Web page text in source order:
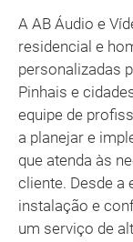
A AB Áudio e
residencial e
personalizadas
Pinhais e
equipe de
a planejar e
que atenda às
cliente. Desde a
instalação e
um serviço de